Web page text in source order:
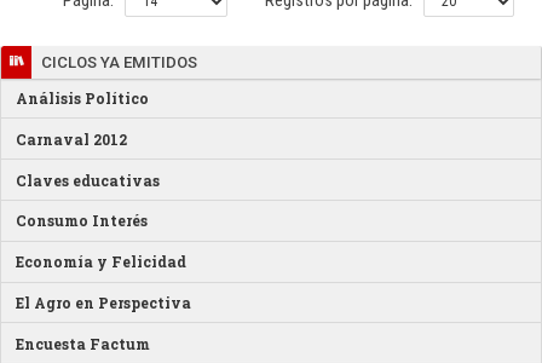
CICLOS YA EMITIDOS
Análisis Político
Carnaval 2012
Claves educativas
Consumo Interés
Economía y Felicidad
El Agro en Perspectiva
Encuesta Factum